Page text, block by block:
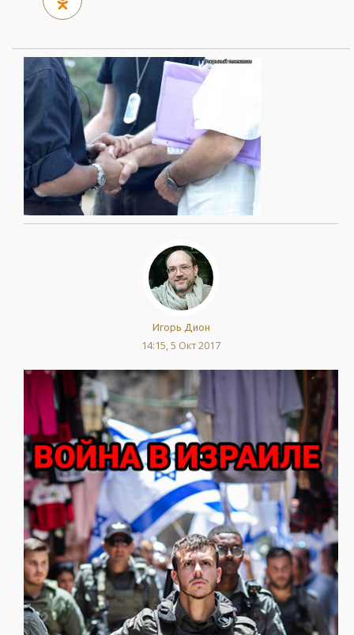
Игорь Дион
14:15, 5 Окт 2017